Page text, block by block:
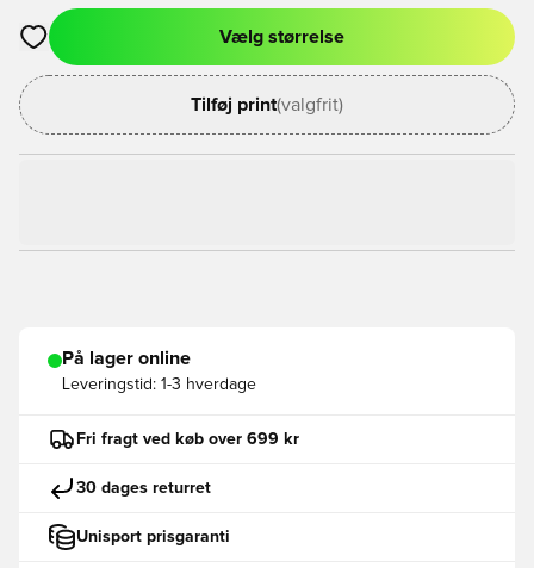
Åbner en Modal til at logge ind eller tilmelde dig som medlem
Vælg størrelse
Tilføj print(valgfrit)
På lager online
Leveringstid: 1-3 hverdage
Fri fragt ved køb over 699 kr
30 dages returret
Unisport prisgaranti